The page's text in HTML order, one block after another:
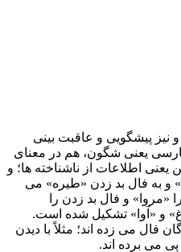
نیز پیشگویی و عاقبت بینی
یعنی شگون، هم در معنای
اطلاعات از ناشناخته ها؛ و
و به فال بد زدن «طیره» می
و فال بد زدن را
و «آوا» تشکیل شده است.
فال می زده اند؛ مثلاً با دیدن
می برده اند.